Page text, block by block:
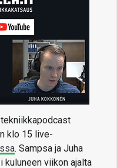
klo 15 live-
. Sampsa ja Juha
kuluneen viikon ajalta